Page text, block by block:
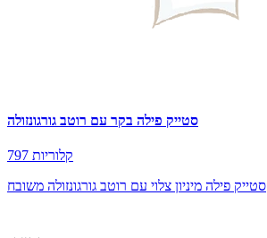
סטייק פילה בקר עם רוטב גורגונזולה
797 קלוריות
סטייק פילה מיניון צלוי עם רוטב גורגונזולה משובח